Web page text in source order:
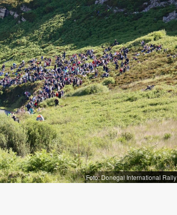
Foto: Donegal International Rally